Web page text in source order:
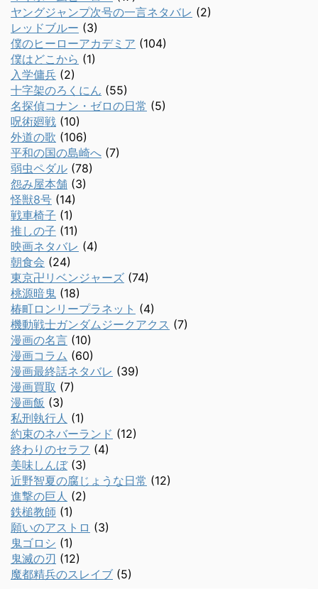
ヤングジャンプ次号の一言ネタバレ (2)
レッドブルー (3)
僕のヒーローアカデミア (104)
僕はどこから (1)
入学傭兵 (2)
十字架のろくにん (55)
名探偵コナン・ゼロの日常 (5)
呪術廻戦 (10)
外道の歌 (106)
平和の国の島崎へ (7)
弱虫ペダル (78)
怨み屋本舗 (3)
怪獣8号 (14)
戦車椅子 (1)
推しの子 (11)
映画ネタバレ (4)
朝食会 (24)
東京卍リベンジャーズ (74)
桃源暗鬼 (18)
椿町ロンリープラネット (4)
機動戦士ガンダムジークアクス (7)
漫画の名言 (10)
漫画コラム (60)
漫画最終話ネタバレ (39)
漫画買取 (7)
漫画飯 (3)
私刑執行人 (1)
約束のネバーランド (12)
終わりのセラフ (4)
美味しんぼ(3)
近野智夏の腐じょうな日常 (12)
進撃の巨人 (2)
鉄槌教師 (1)
願いのアストロ (3)
鬼ゴロシ (1)
鬼滅の刃 (12)
魔都精兵のスレイブ (5)